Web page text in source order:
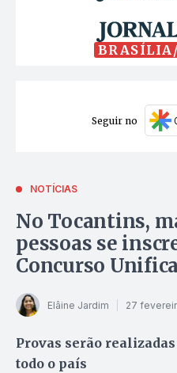
Seguir no
NOTÍCIAS
No Tocantins,
pessoas se
Concurso
Elâine Jardim 27
Provas serão
todo o país